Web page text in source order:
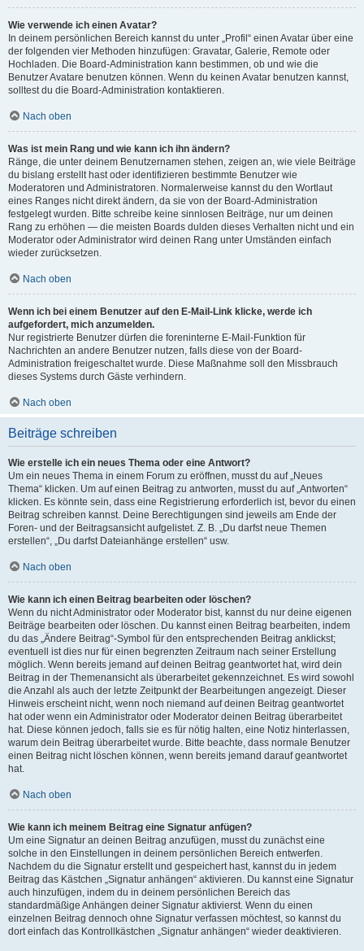
Wie verwende ich einen Avatar?
In deinem persönlichen Bereich kannst du unter „Profil“ einen Avatar über eine
der folgenden vier Methoden hinzufügen: Gravatar, Galerie, Remote oder
Hochladen. Die Board-Administration kann bestimmen, ob und wie die
Benutzer Avatare benutzen können. Wenn du keinen Avatar benutzen kannst,
solltest du die Board-Administration kontaktieren.
Nach oben
Was ist mein Rang und wie kann ich ihn ändern?
Ränge, die unter deinem Benutzernamen stehen, zeigen an, wie viele Beiträge
du bislang erstellt hast oder identifizieren bestimmte Benutzer wie
Moderatoren und Administratoren. Normalerweise kannst du den Wortlaut
eines Ranges nicht direkt ändern, da sie von der Board-Administration
festgelegt wurden. Bitte schreibe keine sinnlosen Beiträge, nur um deinen
Rang zu erhöhen — die meisten Boards dulden dieses Verhalten nicht und ein
Moderator oder Administrator wird deinen Rang unter Umständen einfach
wieder zurücksetzen.
Nach oben
Wenn ich bei einem Benutzer auf den E-Mail-Link klicke, werde ich
aufgefordert, mich anzumelden.
Nur registrierte Benutzer dürfen die foreninterne E-Mail-Funktion für
Nachrichten an andere Benutzer nutzen, falls diese von der Board-
Administration freigeschaltet wurde. Diese Maßnahme soll den Missbrauch
dieses Systems durch Gäste verhindern.
Nach oben
Beiträge schreiben
Wie erstelle ich ein neues Thema oder eine Antwort?
Um ein neues Thema in einem Forum zu eröffnen, musst du auf „Neues
Thema“ klicken. Um auf einen Beitrag zu antworten, musst du auf „Antworten“
klicken. Es könnte sein, dass eine Registrierung erforderlich ist, bevor du einen
Beitrag schreiben kannst. Deine Berechtigungen sind jeweils am Ende der
Foren- und der Beitragsansicht aufgelistet. Z. B. „Du darfst neue Themen
erstellen“, „Du darfst Dateianhänge erstellen“ usw.
Nach oben
Wie kann ich einen Beitrag bearbeiten oder löschen?
Wenn du nicht Administrator oder Moderator bist, kannst du nur deine eigenen
Beiträge bearbeiten oder löschen. Du kannst einen Beitrag bearbeiten, indem
du das „Ändere Beitrag“-Symbol für den entsprechenden Beitrag anklickst;
eventuell ist dies nur für einen begrenzten Zeitraum nach seiner Erstellung
möglich. Wenn bereits jemand auf deinen Beitrag geantwortet hat, wird dein
Beitrag in der Themenansicht als überarbeitet gekennzeichnet. Es wird sowohl
die Anzahl als auch der letzte Zeitpunkt der Bearbeitungen angezeigt. Dieser
Hinweis erscheint nicht, wenn noch niemand auf deinen Beitrag geantwortet
hat oder wenn ein Administrator oder Moderator deinen Beitrag überarbeitet
hat. Diese können jedoch, falls sie es für nötig halten, eine Notiz hinterlassen,
warum dein Beitrag überarbeitet wurde. Bitte beachte, dass normale Benutzer
einen Beitrag nicht löschen können, wenn bereits jemand darauf geantwortet
hat.
Nach oben
Wie kann ich meinem Beitrag eine Signatur anfügen?
Um eine Signatur an deinen Beitrag anzufügen, musst du zunächst eine
solche in den Einstellungen in deinem persönlichen Bereich entwerfen.
Nachdem du die Signatur erstellt und gespeichert hast, kannst du in jedem
Beitrag das Kästchen „Signatur anhängen“ aktivieren. Du kannst eine Signatur
auch hinzufügen, indem du in deinem persönlichen Bereich das
standardmäßige Anhängen deiner Signatur aktivierst. Wenn du einen
einzelnen Beitrag dennoch ohne Signatur verfassen möchtest, so kannst du
dort einfach das Kontrollkästchen „Signatur anhängen“ wieder deaktivieren.